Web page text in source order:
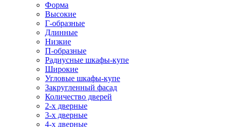
Форма
Высокие
Г-образные
Длинные
Низкие
П-образные
Радиусные шкафы-купе
Широкие
Угловые шкафы-купе
Закругленный фасад
Количество дверей
2-х дверные
3-х дверные
4-х дверные